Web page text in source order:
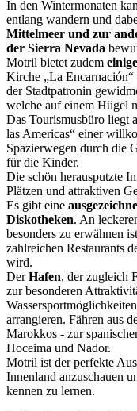
In den Wintermonaten
entlang wandern und
Mittelmeer und zur
der Sierra Nevada
Motril bietet zudem
Kirche „La
der Stadtpatronin
welche auf einem Hügel
Das Tourismusbüro liegt
las Americas“ einer
Spazierwegen durch die
für die Kinder.
Die schön herausputzte
Plätzen und attraktiven
Es gibt eine
Diskotheken. An
besonders zu erwähnen
zahlreichen Restaurants
wird.
DerHafen, der zugleich
zur besonderen
arrangieren. Fähren aus
Marokkos - zur
Hoceima und Nador.
Motril ist der perfekte
Innenland anzuschauen
kennen zu lernen.